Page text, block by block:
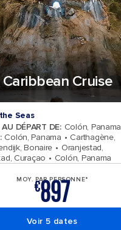
Cruise
Seas
DÉPART DE: Colón, Panama
: Colón, Panama
Carthagène,
Bonaire
Oranjestad,
Curaçao Colón, Panama
MOY. PAR PERSONNE*
€897
Voir 5 dates